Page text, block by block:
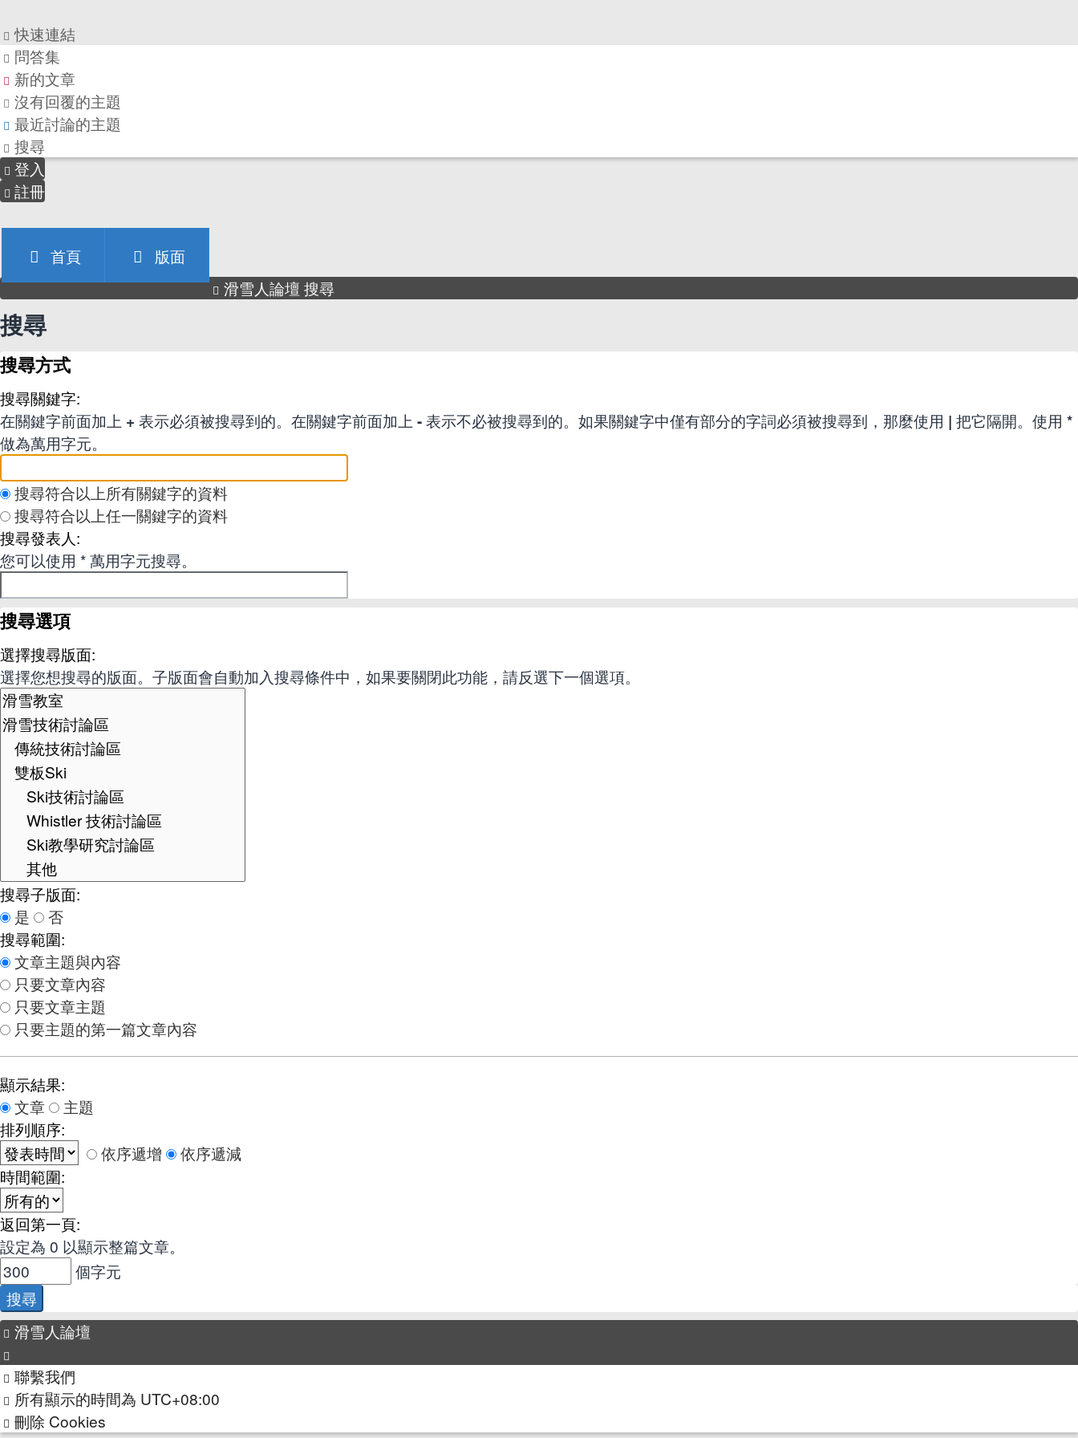
快速連結
問答集
新的文章
沒有回覆的主題
最近討論的主題
搜尋
登入
註冊
首頁
版面
滑雪人論壇 搜尋
搜尋
搜尋方式
搜尋關鍵字:
在關鍵字前面加上 + 表示必須被搜尋到的。在關鍵字前面加上 -表示不必被搜尋到的。如果關鍵字中僅有部分的字詞必須被搜尋到，那麼使用 | 把它隔開。使用 *
做為萬用字元。
搜尋符合以上所有關鍵字的資料
搜尋符合以上任一關鍵字的資料
搜尋發表人:
您可以使用 * 萬用字元搜尋。
搜尋選項
選擇搜尋版面:
選擇您想搜尋的版面。子版面會自動加入搜尋條件中，如果要關閉此功能，請反選下一個選項。
搜尋子版面:
是
否
搜尋範圍:
文章主題與內容
只要文章內容
只要文章主題
只要主題的第一篇文章內容
顯示結果:
文章
主題
排列順序:
依序遞增
依序遞減
時間範圍:
返回第一頁:
設定為 0 以顯示整篇文章。
個字元
滑雪人論壇
聯繫我們
所有顯示的時間為 UTC+08:00
刪除 Cookies